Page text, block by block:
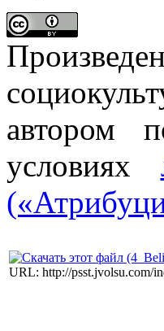
автором
условиях
URL: http://psst.jvolsu.com/